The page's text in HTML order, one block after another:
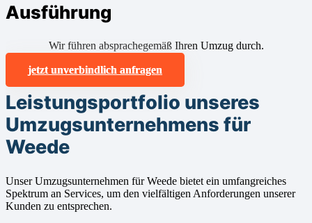
Ausführung
Wir führen absprachegemäß Ihren Umzug durch.
jetzt unverbindlich anfragen
Leistungsportfolio unseres
Umzugsunternehmens für
Weede
Unser Umzugsunternehmen für Weede bietet ein umfangreiches
Spektrum an Services, um den vielfältigen Anforderungen unserer
Kunden zu entsprechen.